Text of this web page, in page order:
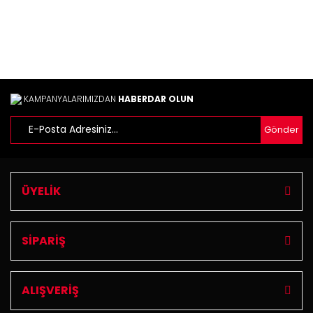
Ürün fiyatı diğer sitelerden daha pahalı.
Bu ürüne benzer farklı alternatifler olmalı.
KAMPANYALARIMIZDAN HABERDAR OLUN
Gönder
ÜYELİK
SİPARİŞ
ALIŞVERİŞ